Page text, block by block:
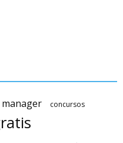
concursos